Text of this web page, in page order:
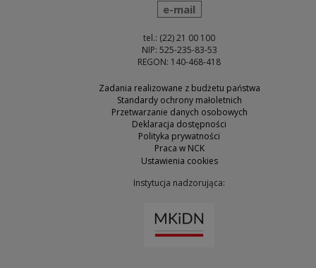
wyślij wiadomość
e-mail
tel.: (22) 21 00 100
NIP: 525-235-83-53
REGON: 140-468-418
Zadania realizowane z budżetu państwa
Standardy ochrony małoletnich
Przetwarzanie danych osobowych
Deklaracja dostępności
Polityka prywatności
Praca w NCK
Ustawienia cookies
Instytucja nadzorująca: